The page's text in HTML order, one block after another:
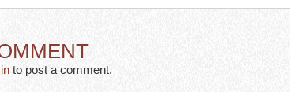
to post a comment.